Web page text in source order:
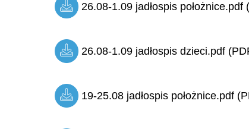
26.08-1.09 jadłospis
26.08-1.09 jadłospis dzieci.pdf
19-25.08 jadłospis położnice.pdf